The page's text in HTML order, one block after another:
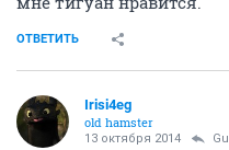
ОТВЕТИТЬ
Irisi4eg
old hamster
13 октября 2014